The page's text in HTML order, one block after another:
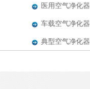
医用空气净化器
车载空气净化器
典型空气净化器